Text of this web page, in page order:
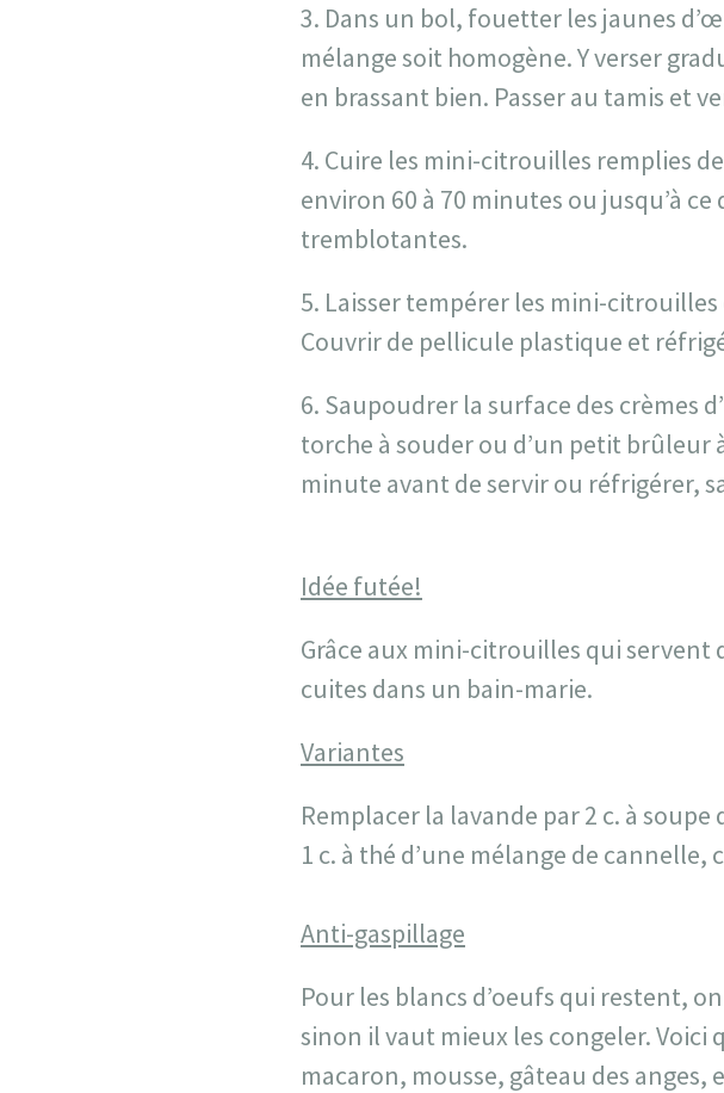
3. Dans un bol, fouetter les jaunes
mélange soit homogène. Y verser
en brassant bien. Passer au tamis et
4. Cuire les mini-citrouilles remplies
environ 60 à 70 minutes ou jusqu’à
tremblotantes.
5. Laisser tempérer les mini-
Couvrir de pellicule plastique et
6. Saupoudrer la surface des crèmes
torche à souder ou d’un petit brûleur
minute avant de servir ou réfrigérer,
Idée futée!
Grâce aux mini-citrouilles qui servent
cuites dans un bain-marie.
Variantes
Remplacer la lavande par 2 c. à
1 c. à thé d’une mélange de
Anti-gaspillage
Pour les blancs d’oeufs qui restent,
sinon il vaut mieux les congeler.
macaron, mousse, gâteau des anges,